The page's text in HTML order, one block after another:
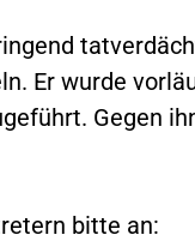
Er wurde
Gegen
bitte an: